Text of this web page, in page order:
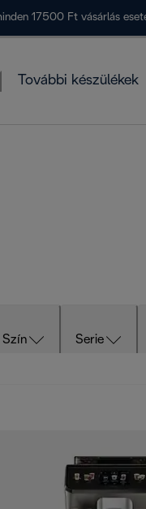
17500 Ft vásárlás
További készülékek
Szín Serie